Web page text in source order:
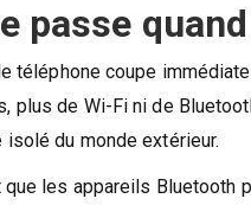
passe
téléphone coupe
plus de Wi-Fi ni de
du monde extérieur.
que les appareils